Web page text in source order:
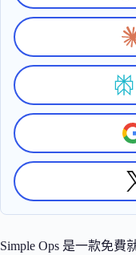
Simple Ops 是一款免費